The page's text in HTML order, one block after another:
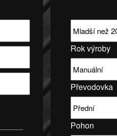
Rok výroby
Převodovka
Pohon